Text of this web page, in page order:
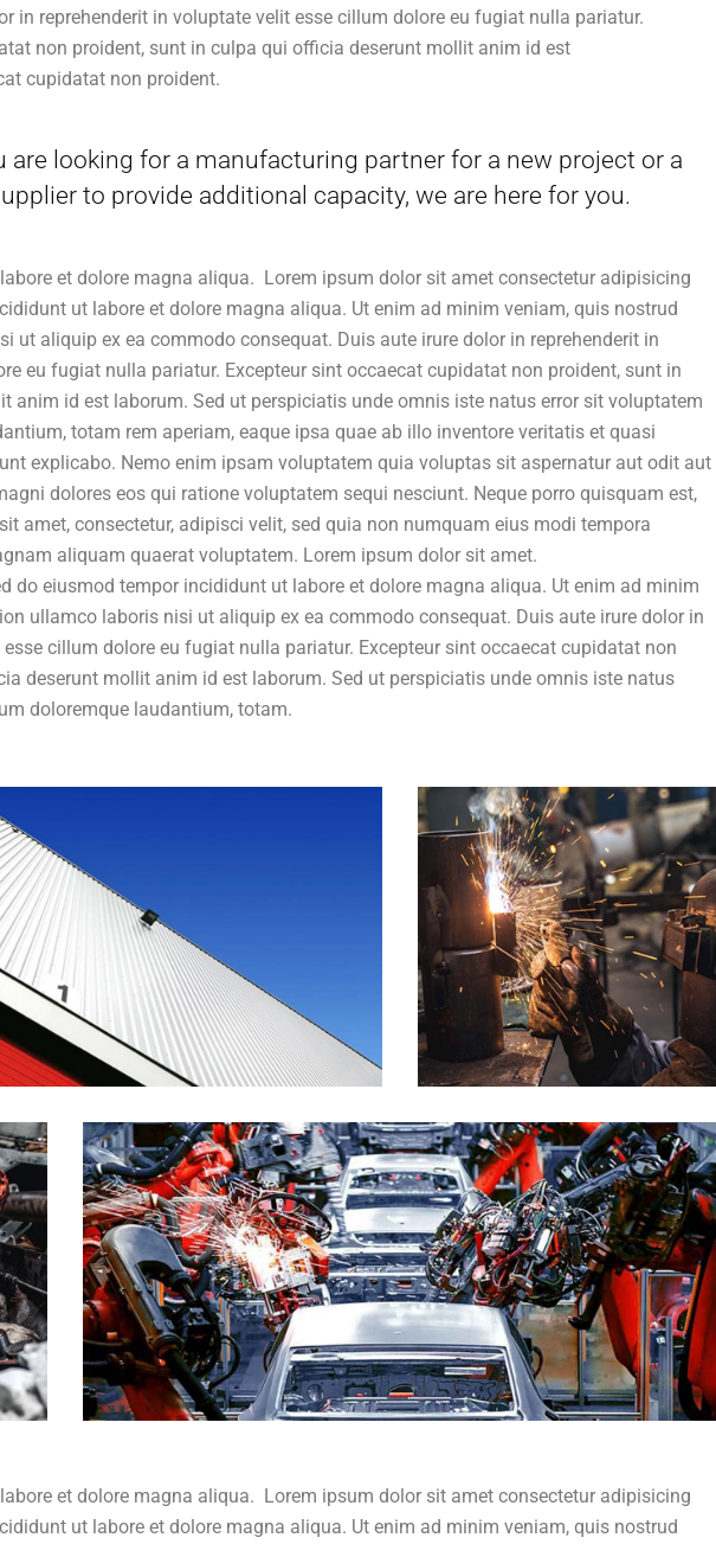
in reprehenderit in voluptate velit esse cillum dolore eu fugiat nulla pariatur.
non proident, sunt in culpa qui officia deserunt mollit anim id est
cupidatat non proident.
are looking for a manufacturing partner for a new project or a
to provide additional capacity, we are here for you.
et dolore magna aliqua. Lorem ipsum dolor sit amet consectetur adipisicing
ut labore et dolore magna aliqua. Ut enim ad minim veniam, quis nostrud
ut aliquip ex ea commodo consequat. Duis aute irure dolor in reprehenderit in
eu fugiat nulla pariatur. Excepteur sint occaecat cupidatat non proident, sunt in
anim id est laborum. Sed ut perspiciatis unde omnis iste natus error sit voluptatem
totam rem aperiam, eaque ipsa quae ab illo inventore veritatis et quasi
explicabo. Nemo enim ipsam voluptatem quia voluptas sit aspernatur aut odit aut
dolores eos qui ratione voluptatem sequi nesciunt. Neque porro quisquam est,
amet, consectetur, adipisci velit, sed quia non numquam eius modi tempora
aliquam quaerat voluptatem. Lorem ipsum dolor sit amet.
do eiusmod tempor incididunt ut labore et dolore magna aliqua. Ut enim ad minim
ullamco laboris nisi ut aliquip ex ea commodo consequat. Duis aute irure dolor in
cillum dolore eu fugiat nulla pariatur. Excepteur sint occaecat cupidatat non
deserunt mollit anim id est laborum. Sed ut perspiciatis unde omnis iste natus
doloremque laudantium, totam.
et dolore magna aliqua. Lorem ipsum dolor sit amet consectetur adipisicing
ut labore et dolore magna aliqua. Ut enim ad minim veniam, quis nostrud